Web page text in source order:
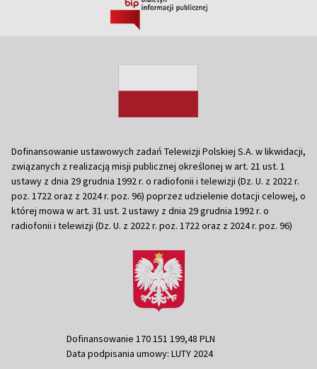
Dofinansowanie ustawowych zadań Telewizji Polskiej S.A. w likwidacji,
związanych z realizacją misji publicznej określonej w art. 21 ust. 1
ustawy z dnia 29 grudnia 1992 r. o radiofonii i telewizji (Dz. U. z 2022 r.
poz. 1722 oraz z 2024 r. poz. 96) poprzez udzielenie dotacji celowej, o
której mowa w art. 31 ust. 2 ustawy z dnia 29 grudnia 1992 r. o
radiofonii i telewizji (Dz. U. z 2022 r. poz. 1722 oraz z 2024 r. poz. 96)
Dofinansowanie 170 151 199,48 PLN
Data podpisania umowy: LUTY 2024